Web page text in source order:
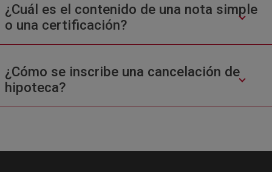
¿Cuál es el contenido de una nota simple
o una certificación?
¿Cómo se inscribe una cancelación de
hipoteca?